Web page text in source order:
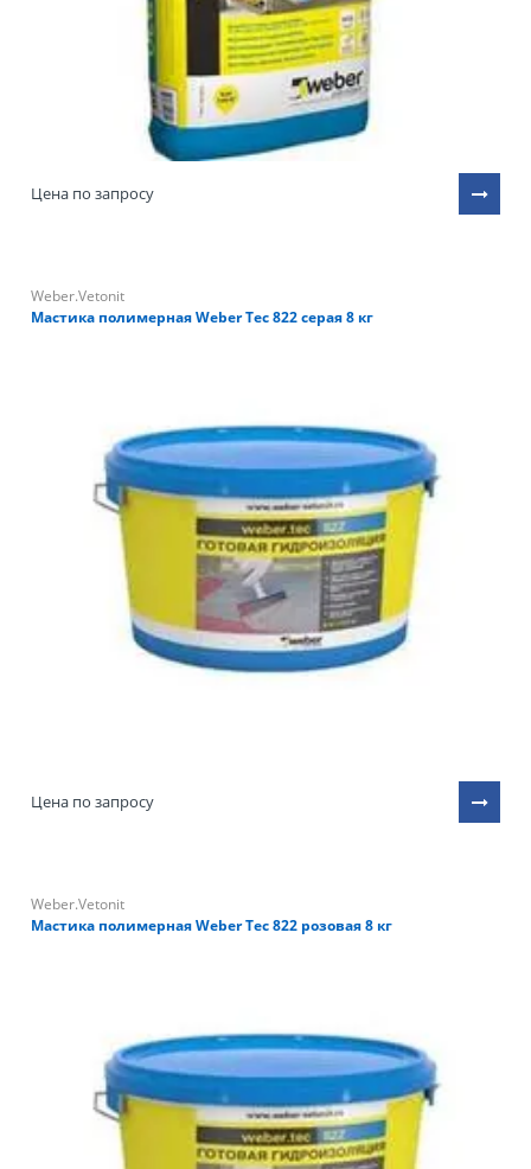
Цена по запросу
Weber.Vetonit
Мастика полимерная Weber Tec 822 серая 8 кг
Цена по запросу
Weber.Vetonit
Мастика полимерная Weber Tec 822 розовая 8 кг